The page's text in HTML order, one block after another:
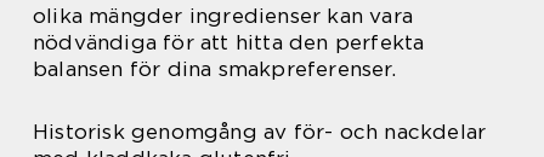
olika mängder ingredienser kan vara
nödvändiga för att hitta den perfekta
balansen för dina smakpreferenser.
Historisk genomgång av för- och nackdelar